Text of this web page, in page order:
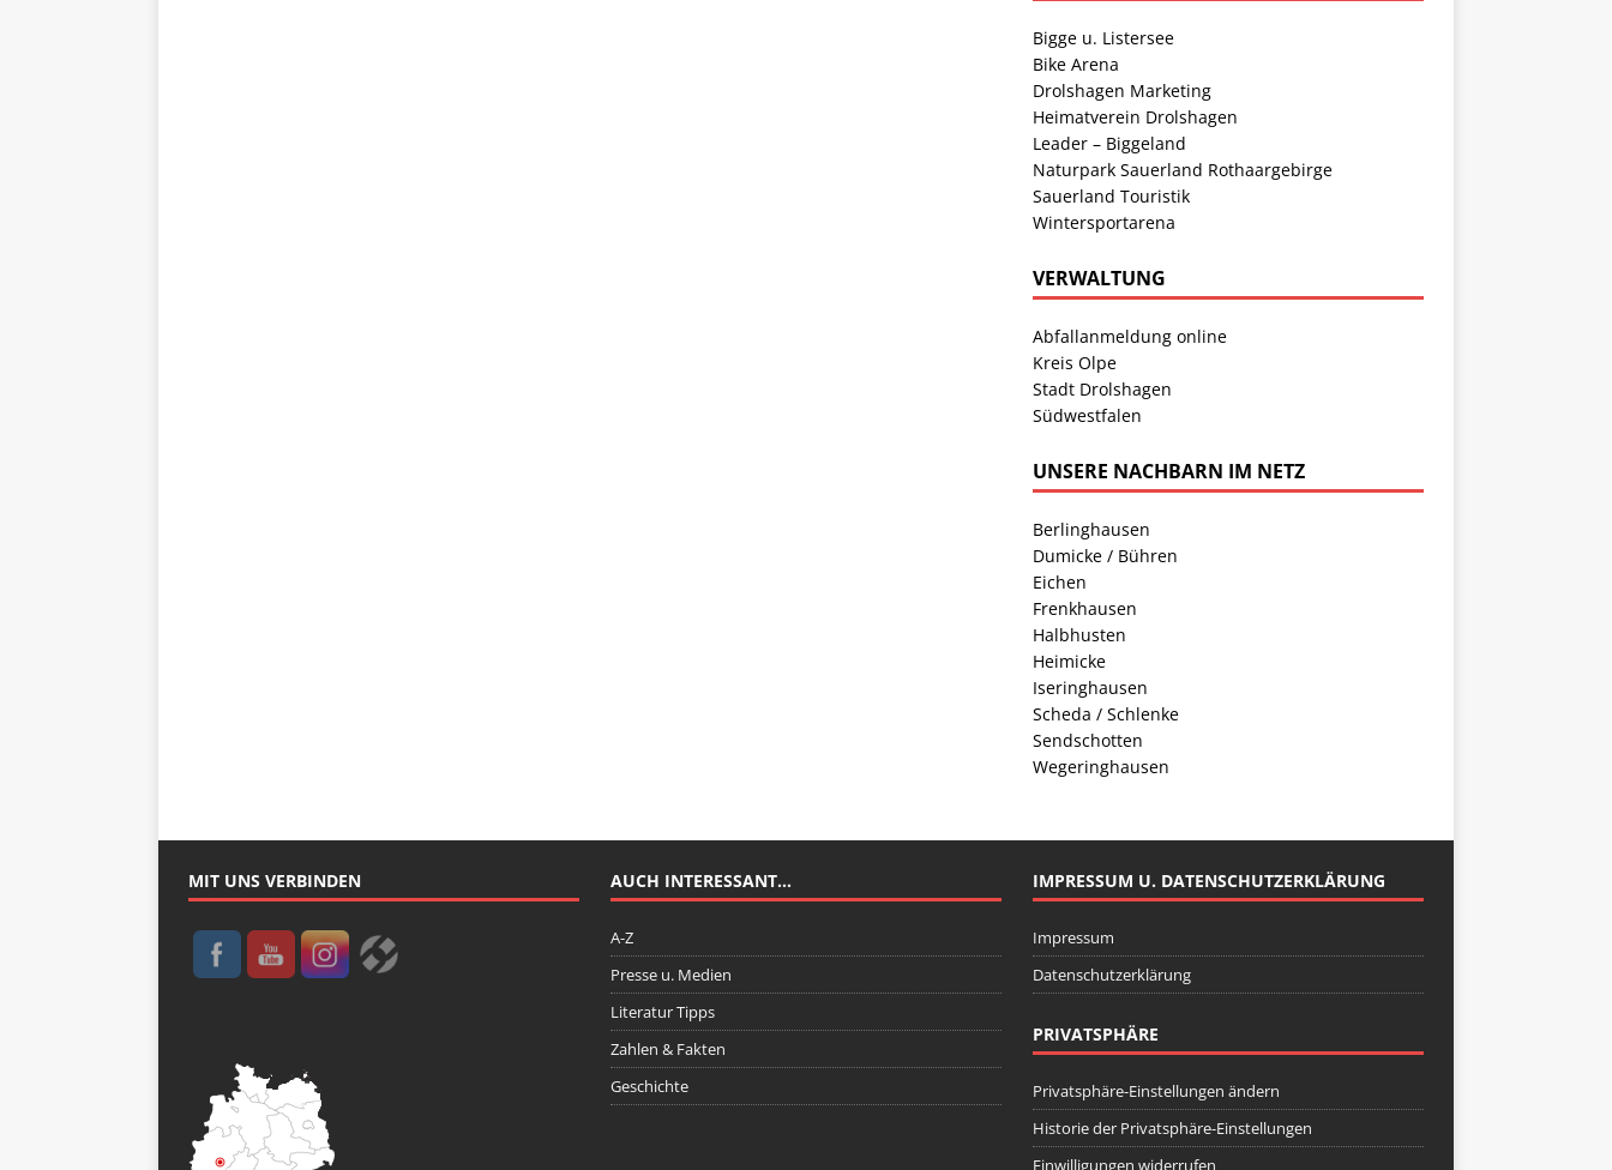
Bigge u. Listersee
Bike Arena
Drolshagen Marketing
Heimatverein Drolshagen
Leader – Biggeland
Naturpark Sauerland Rothaargebirge
Sauerland Touristik
Wintersportarena
VERWALTUNG
Abfallanmeldung online
Kreis Olpe
Stadt Drolshagen
Südwestfalen
UNSERE NACHBARN IM NETZ
Berlinghausen
Dumicke / Bühren
Eichen
Frenkhausen
Halbhusten
Heimicke
Iseringhausen
Scheda / Schlenke
Sendschotten
Wegeringhausen
MIT UNS VERBINDEN AUCH INTERESSANT…
A-Z
Presse u. Medien
Literatur Tipps
Zahlen & Fakten
Geschichte
IMPRESSUM U. DATENSCHUTZERKLÄRUNG
Impressum
Datenschutzerklärung
PRIVATSPHÄRE
Privatsphäre-Einstellungen ändern
Historie der Privatsphäre-Einstellungen
Einwilligungen widerrufen